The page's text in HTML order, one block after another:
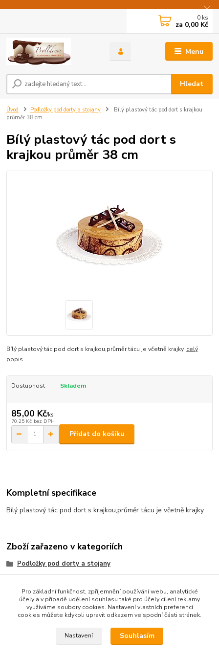
Menu
Hledat
0 ks
za 0,00 Kč
Úvod Podložky pod dorty a stojany
Bílý plastový tác pod dort s krajkou
průměr 38 cm
Bílý plastový tác pod dort s
krajkou průměr 38 cm
Bílý plastový tác pod dort s krajkou,průměr tácu je včetně krajky. celý
popis
Dostupnost Skladem
85,00 Kč/ks
70,25 Kč bez DPH
Přidat do košíku
Kompletní specifikace
Bílý plastový tác pod dort s krajkou,průměr tácu je včetně krajky.
Zboží zařazeno v kategoriích
Podložky pod dorty a stojany
vystavit kupujícímu účtenku. Zároveň je povinen zaevidovat
přijatou tržbu u správce daně online; v případě technického
Pro základní funkčnost, zpříjemnění používání webu, analytické
účely a v případě udělení souhlasu také pro účely cílení reklamy
využíváme soubory cookies. Nastavení vlastních preferencí
cookies můžete kdykoli upravit odkazem ve spodní části stránek.
Nastavení Souhlasím